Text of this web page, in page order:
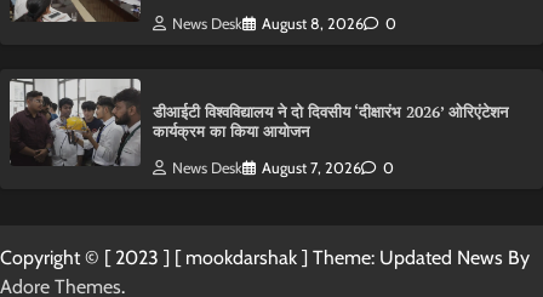
News Desk August 8, 2026 0
डीआईटी विश्वविद्यालय ने दो दिवसीय ‘दीक्षारंभ 2026’ ओरिएंटेशन
कार्यक्रम का किया आयोजन
News Desk August 7, 2026 0
Copyright © [ 2023 ] [ mookdarshak ] Theme: Updated News By
Adore Themes.